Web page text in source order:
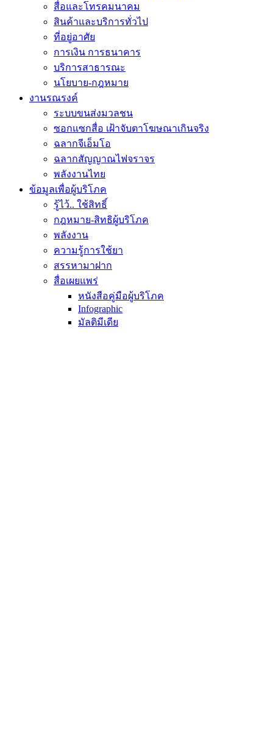
สื่อและโทรคมนาคม
สินค้าและบริการทั่วไป
ที่อยู่อาศัย
การเงิน การธนาคาร
บริการสาธารณะ
นโยบาย-กฎหมาย
งานรณรงค์
ระบบขนส่งมวลชน
ซอกแซกสื่อ เฝ้าจับตาโฆษณาเกินจริง
ฉลากจีเอ็มโอ
ฉลากสัญญาณไฟจราจร
พลังงานไทย
ข้อมูลเพื่อผู้บริโภค
รู้ไว้.. ใช้สิทธิ์
กฎหมาย-สิทธิผู้บริโภค
พลังงาน
ความรู้การใช้ยา
สรรหามาฝาก
สื่อเผยแพร่
หนังสือคู่มือผู้บริโภค
Infographic
มัลติมีเดีย